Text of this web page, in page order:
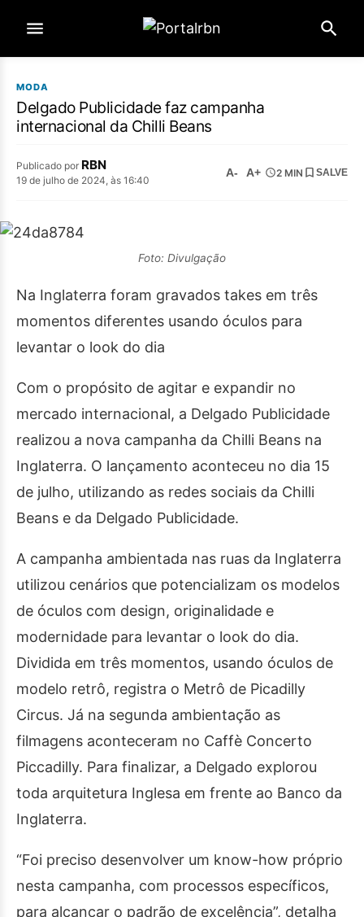
MODA
Delgado Publicidade faz campanha
internacional da Chilli Beans
Publicado por RBN
19 de julho de 2024, às 16:40
A- A+ 2 MIN SALVE
Foto: Divulgação
Na Inglaterra foram gravados takes em três
momentos diferentes usando óculos para
levantar o look do dia
Com o propósito de agitar e expandir no
mercado internacional, a Delgado Publicidade
realizou a nova campanha da Chilli Beans na
Inglaterra. O lançamento aconteceu no dia 15
de julho, utilizando as redes sociais da Chilli
Beans e da Delgado Publicidade.
A campanha ambientada nas ruas da Inglaterra
utilizou cenários que potencializam os modelos
de óculos com design, originalidade e
modernidade para levantar o look do dia.
Dividida em três momentos, usando óculos de
modelo retrô, registra o Metrô de Picadilly
Circus. Já na segunda ambientação as
filmagens aconteceram no Caffè Concerto
Piccadilly. Para finalizar, a Delgado explorou
toda arquitetura Inglesa em frente ao Banco da
Inglaterra.
“Foi preciso desenvolver um know-how próprio
nesta campanha, com processos específicos,
para alcançar o padrão de excelência”, detalha